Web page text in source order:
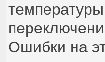
Ошибки на